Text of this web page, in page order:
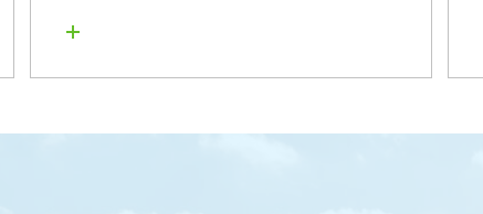
Lire la suite